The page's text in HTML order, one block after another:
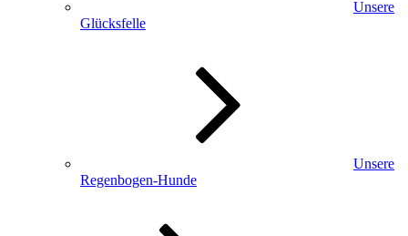
Unsere
Glücksfelle
Unsere
Regenbogen-Hunde